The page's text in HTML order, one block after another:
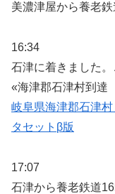
美濃津屋から養老
16:34
石津に着きました。
«海津郡石津村到
岐阜県海津郡石津
タセットβ版
17:07
石津から養老鉄道